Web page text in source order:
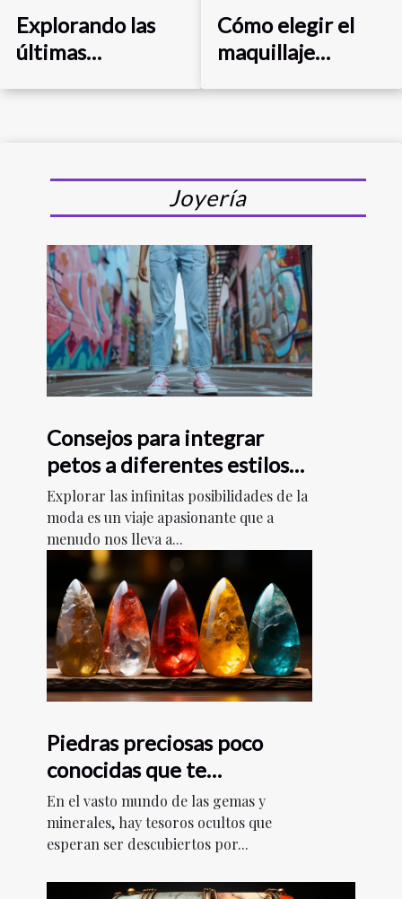
Explorando las
últimas
acuáticas
Cómo elegir el
maquillaje
Joyería
Consejos para integrar
petos a diferentes estilos
de moda
Explorar las infinitas posibilidades de la
moda es un viaje apasionante que a
menudo nos lleva a...
Piedras preciosas poco
conocidas que te
encantarán
En el vasto mundo de las gemas y
minerales, hay tesoros ocultos que
esperan ser descubiertos por...